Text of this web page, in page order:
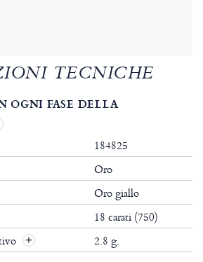
TECNICHE
OGNI FASE DELLA
184825
Oro
Oro giallo
18 carati (750)
2.8 g.